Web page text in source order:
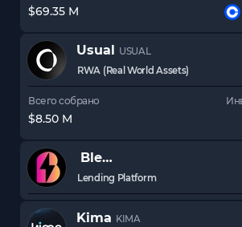
$69.35 M
Usual USUAL
RWA (Real World Assets)
Всего собрано
$8.50 M
Blend
Lending Platform
Kima KIMA